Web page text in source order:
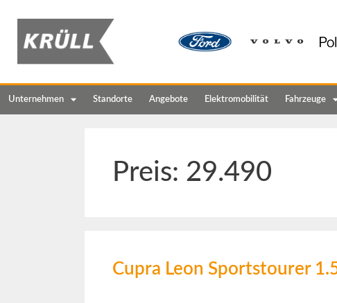
Unternehmen Standorte Angebote Elektromobilität Fahrzeuge
Preis: 29.490
Cupra Leon Sportstourer